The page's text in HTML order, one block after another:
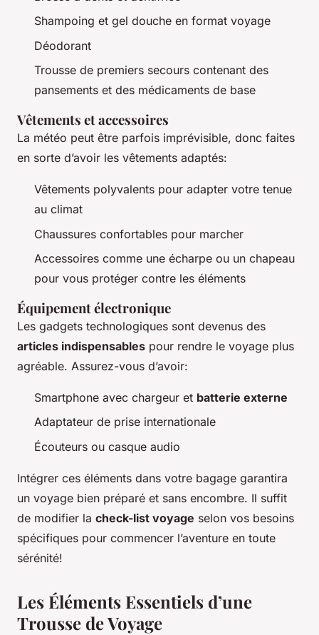
Shampoing et gel douche en format voyage
Déodorant
Trousse de premiers secours contenant des
pansements et des médicaments de base
Vêtements et accessoires
La météo peut être parfois imprévisible, donc faites
en sorte d’avoir les vêtements adaptés:
Vêtements polyvalents pour adapter votre tenue
au climat
Chaussures confortables pour marcher
Accessoires comme une écharpe ou un chapeau
pour vous protéger contre les éléments
Équipement électronique
Les gadgets technologiques sont devenus des
articles indispensables pour rendre le voyage plus
agréable. Assurez-vous d’avoir:
Smartphone avec chargeur et batterie externe
Adaptateur de prise internationale
Écouteurs ou casque audio
Intégrer ces éléments dans votre bagage garantira
un voyage bien préparé et sans encombre. Il suffit
de modifier la check-list voyage selon vos besoins
spécifiques pour commencer l’aventure en toute
sérénité!
Les Éléments Essentiels d’une
Trousse de Voyage